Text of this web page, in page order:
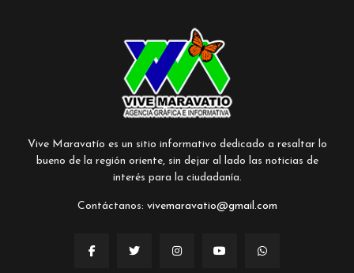
Vive Maravatío es un sitio informativo dedicado a resaltar lo
bueno de la región oriente, sin dejar al lado las noticias de
interés para la ciudadanía.
Contáctanos: vivemaravatio@gmail.com